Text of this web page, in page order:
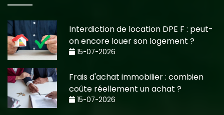
Interdiction de location DPE F : peut-
on encore louer son logement ?
15-07-2026
Frais d'achat immobilier : combien
coûte réellement un achat ?
15-07-2026